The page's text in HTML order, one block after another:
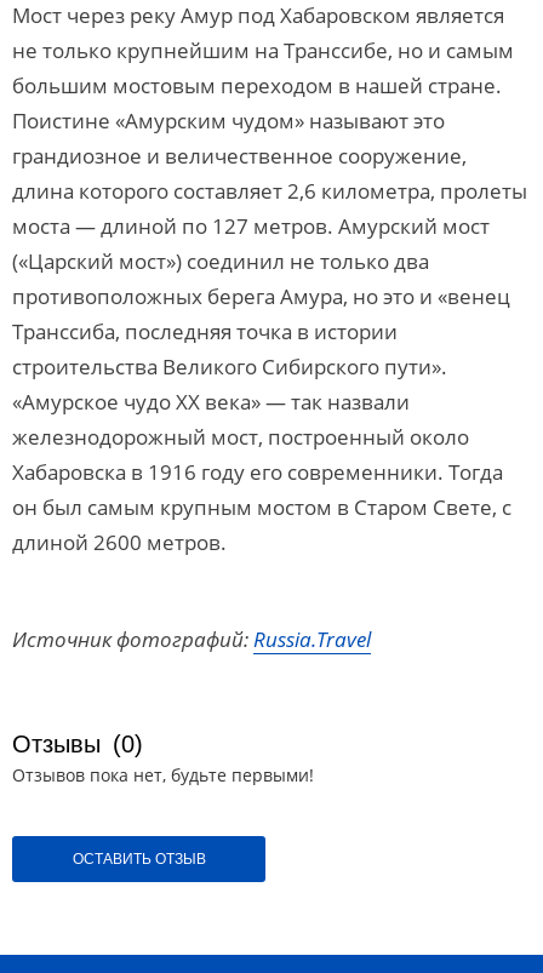
Мост через реку Амур под Хабаровском является
не только крупнейшим на Транссибе, но и самым
большим мостовым переходом в нашей стране.
Поистине «Амурским чудом» называют это
грандиозное и величественное сооружение,
длина которого составляет 2,6 километра, пролеты
моста — длиной по 127 метров. Амурский мост
(«Царский мост») соединил не только два
противоположных берега Амура, но это и «венец
Транссиба, последняя точка в истории
строительства Великого Сибирского пути».
«Амурское чудо XX века» — так назвали
железнодорожный мост, построенный около
Хабаровска в 1916 году его современники. Тогда
он был самым крупным мостом в Старом Свете, с
длиной 2600 метров.
Источник фотографий:Russia.Travel
Отзывы (0)
Отзывов пока нет, будьте первыми!
ОСТАВИТЬ ОТЗЫВ